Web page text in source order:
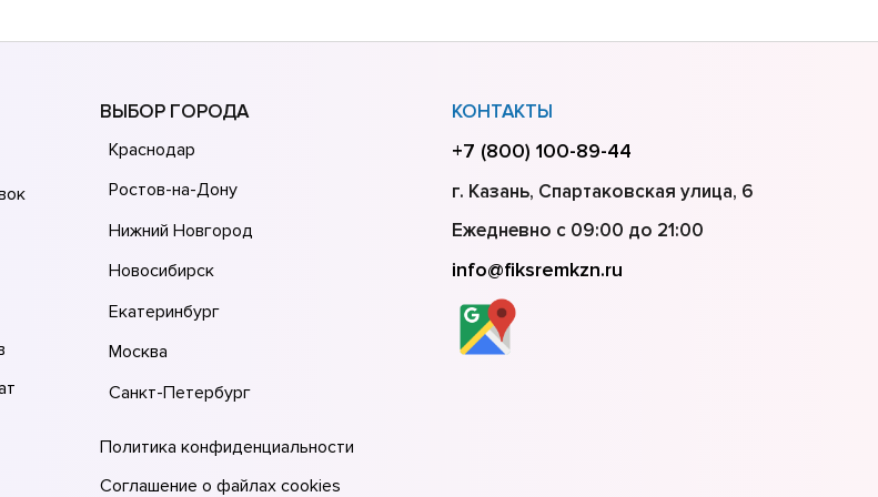
ВЫБОР ГОРОДА
Краснодар
Ростов-на-Дону
Нижний Новгород
Новосибирск
Екатеринбург
Москва
Санкт-Петербург
Политика конфиденциальности
Соглашение о файлах cookies
КОНТАКТЫ
+7 (800) 100-89-44
г. Казань, Спартаковская улица, 6
Ежедневно с 09:00 до 21:00
info@fiksremkzn.ru